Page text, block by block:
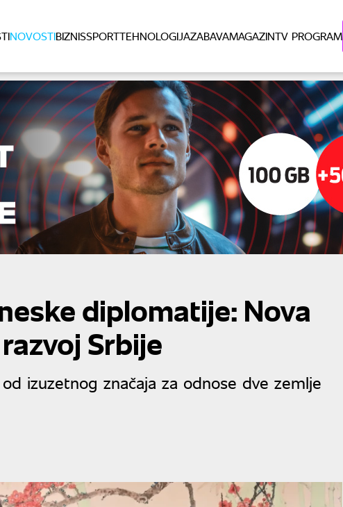
NOVOSTIBIZNISSPORTTEHNOLOGIJAZABAVAMAGAZINTV PROGRAM
diplomatije: Nova
Srbije
izuzetnog značaja za odnose dve zemlje